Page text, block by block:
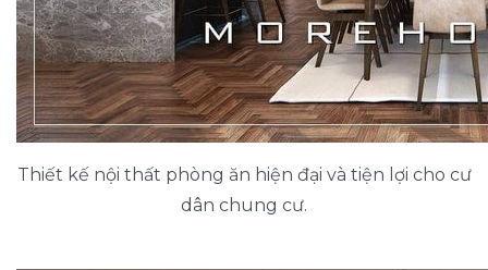
Thiết kế nội thất phòng ăn hiện đại và tiện lợi cho cư
dân chung cư.